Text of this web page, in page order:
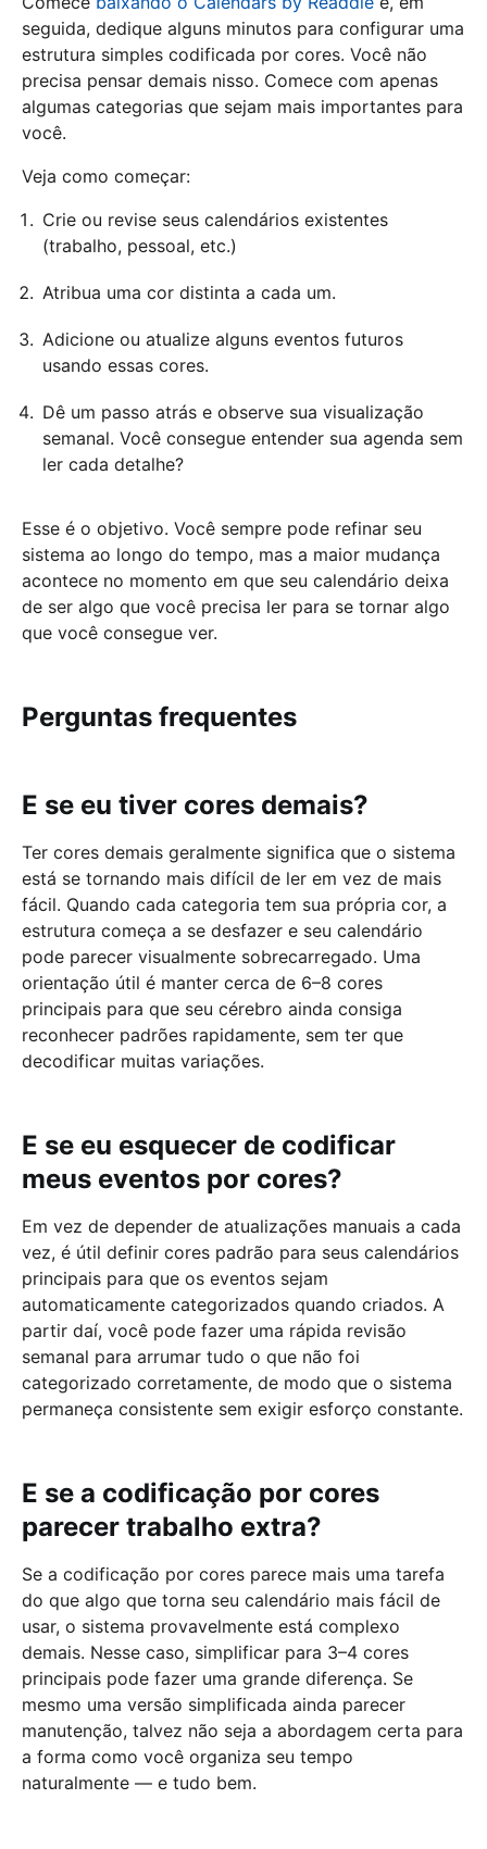
seguida, dedique alguns minutos para configurar uma
estrutura simples codificada por cores. Você não
precisa pensar demais nisso. Comece com apenas
algumas categorias que sejam mais importantes para
você.
Veja como começar:
Crie ou revise seus calendários existentes
(trabalho, pessoal, etc.)
Atribua uma cor distinta a cada um.
Adicione ou atualize alguns eventos futuros
usando essas cores.
Dê um passo atrás e observe sua visualização
semanal. Você consegue entender sua agenda sem
ler cada detalhe?
Esse é o objetivo. Você sempre pode refinar seu
sistema ao longo do tempo, mas a maior mudança
acontece no momento em que seu calendário deixa
de ser algo que você precisa ler para se tornar algo
que você consegue ver.
Perguntas frequentes
E se eu tiver cores demais?
Ter cores demais geralmente significa que o sistema
está se tornando mais difícil de ler em vez de mais
fácil. Quando cada categoria tem sua própria cor, a
estrutura começa a se desfazer e seu calendário
pode parecer visualmente sobrecarregado. Uma
orientação útil é manter cerca de 6–8 cores
principais para que seu cérebro ainda consiga
reconhecer padrões rapidamente, sem ter que
decodificar muitas variações.
E se eu esquecer de codificar
meus eventos por cores?
Em vez de depender de atualizações manuais a cada
vez, é útil definir cores padrão para seus calendários
principais para que os eventos sejam
automaticamente categorizados quando criados. A
partir daí, você pode fazer uma rápida revisão
semanal para arrumar tudo o que não foi
categorizado corretamente, de modo que o sistema
permaneça consistente sem exigir esforço constante.
E se a codificação por cores
parecer trabalho extra?
Se a codificação por cores parece mais uma tarefa
do que algo que torna seu calendário mais fácil de
usar, o sistema provavelmente está complexo
demais. Nesse caso, simplificar para 3–4 cores
principais pode fazer uma grande diferença. Se
mesmo uma versão simplificada ainda parecer
manutenção, talvez não seja a abordagem certa para
a forma como você organiza seu tempo
naturalmente — e tudo bem.